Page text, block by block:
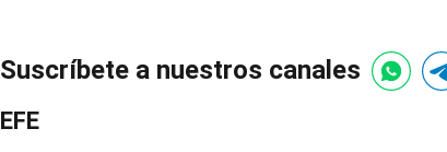
Suscríbete a nuestros canales
EFE